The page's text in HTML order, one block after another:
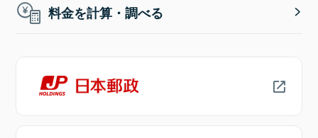
料金を計算・調べる